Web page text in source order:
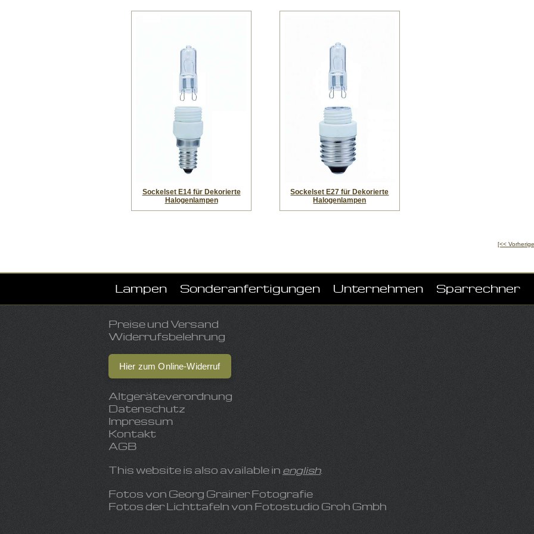
Sockelset E14 für Dekorierte
Halogenlampen
Sockelset E27 für Dekorierte
Halogenlampen
[<<
Lampen Sonderanfertigungen Unternehmen Sparrechner
Preise und Versand
Widerrufsbelehrung
Hier zum Online-Widerruf
Altgeräteverordnung
Datenschutz
Impressum
Kontakt
AGB
This website is also available in english.
Fotos von Georg Grainer Fotografie
Fotos der Lichttafeln von Fotostudio Groh Gmbh